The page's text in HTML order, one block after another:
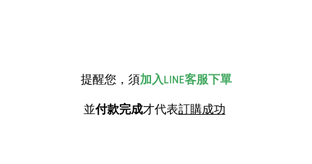
提醒您，須加入LINE客服下單
並付款完成才代表訂購成功